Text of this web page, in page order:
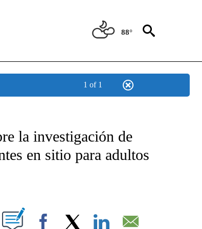
88°
1 of 1
ABOUT NEW PAGES ON "CNN - SPANISH".
la investigación de
en sitio para adultos
PAGES ON "".